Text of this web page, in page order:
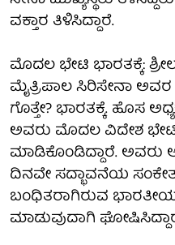
ವಕ್ತಾರ ತಿಳಿಸಿದ್ದಾರೆ.
ಮೊದಲ ಭೇಟಿ ಭಾರತಕ್ಕೆ:
ಮೈತ್ರಿಪಾಲ ಸಿರಿಸೇನಾ
ಗೊತ್ತೇ? ಭಾರತಕ್ಕೆ. ಹೊಸ
ಅವರು ಮೊದಲ ವಿದೇಶ
ಮಾಡಿಕೊಂಡಿದ್ದಾರೆ. ಅವರು
ದಿನವೇ ಸದ್ಭಾವನೆಯ
ಬಂಧಿತರಾಗಿರುವ
ಮಾಡುವುದಾಗಿ